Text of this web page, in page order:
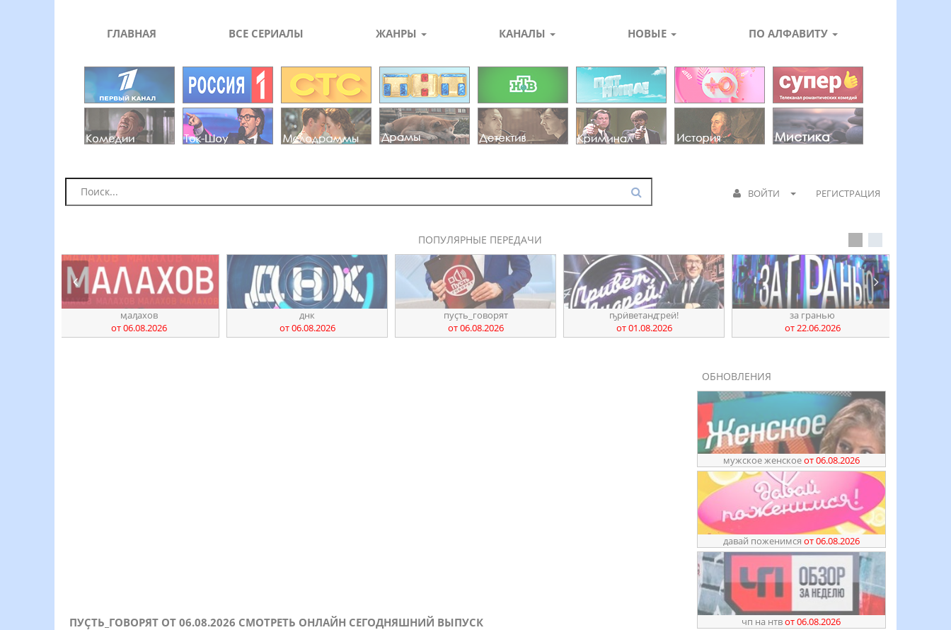
ГЛАВНАЯ ВСЕ СЕРИАЛЫ ЖАНРЫ КАНАЛЫ НОВЫЕ ПО АЛФАВИТУ
ВОЙТИ РЕГИСТРАЦИЯ
ПОПУЛЯРНЫЕ ПЕРЕДАЧИ
ӎаԓахов
от 06.08.2026
днк
от 06.08.2026
пуҫть_говорят
от 06.08.2026
ҧрӥветанꙣреӥ!
от 01.08.2026
за гранью
от 22.06.2026
ПУҪТЬ_ГОВОРЯТ ОТ 06.08.2026 СМОТРЕТЬ ОНЛАЙН СЕГОДНЯШНИЙ ВЫПУСК
ОБНОВЛЕНИЯ
мужское женскоеот 06.08.2026
давай поженимся от 06.08.2026
чп на нтвот 06.08.2026